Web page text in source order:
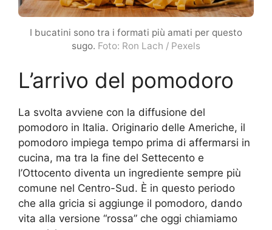
I bucatini sono tra i formati più amati per questo
sugo. Foto: Ron Lach / Pexels
L’arrivo del pomodoro
La svolta avviene con la diffusione del
pomodoro in Italia. Originario delle Americhe, il
pomodoro impiega tempo prima di affermarsi in
cucina, ma tra la fine del Settecento e
l’Ottocento diventa un ingrediente sempre più
comune nel Centro-Sud. È in questo periodo
che alla gricia si aggiunge il pomodoro, dando
vita alla versione “rossa” che oggi chiamiamo